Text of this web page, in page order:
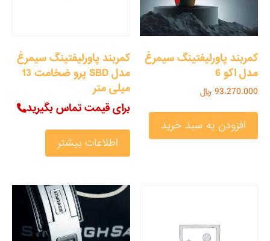
کمربند پاورلیفتینگ سیمرغ
مدل اکو 6
93.270.000 ﷼
افزودن به سبد خرید
کمربند پاورلیفتینگ سیمرغ
مدل SBD پرو ضخامت 13
میلی متر
برای قیمت تماس بگیرید
اطلاعات بیشتر